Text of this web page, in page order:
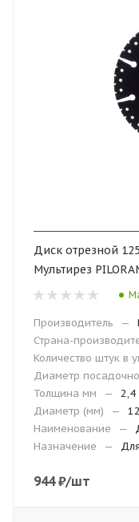
Диск отрезной
Мультирез
Производитель —
Страна-
Количество штук в
Диаметр
Толщина мм
—
2,4
Диаметр (мм)
—
Наименование
—
Назначение
—
944₽/шт